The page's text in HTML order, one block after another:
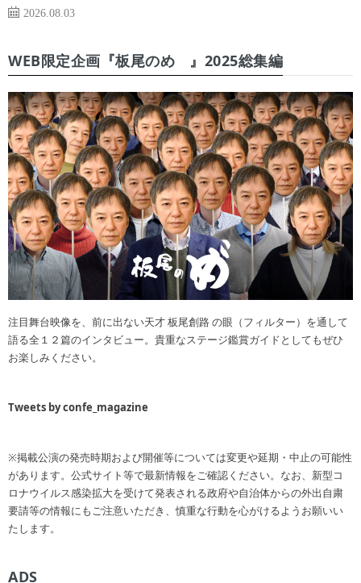
2026.08.03
WEB限定企画『板尾のめ゙』2025総集編
注目舞台映像を、前に出ない天才 板尾創路 の眼（フィルター）を通して
語る全１２篇のインタビュー。貴重なステージ鑑賞ガイドとしてもぜひ
お楽しみください。
Tweets by confe_magazine
※掲載公演の発売時期および開催等については変更や延期・中止の可能性
があります。公式サイト等で最新情報をご確認ください。なお、新型コ
ロナウイルス感染拡大を受けて発表される政府や自治体からの外出自粛
要請等の情報にもご注意いただき、慎重な行動を心がけるようお願いい
たします。
ADS